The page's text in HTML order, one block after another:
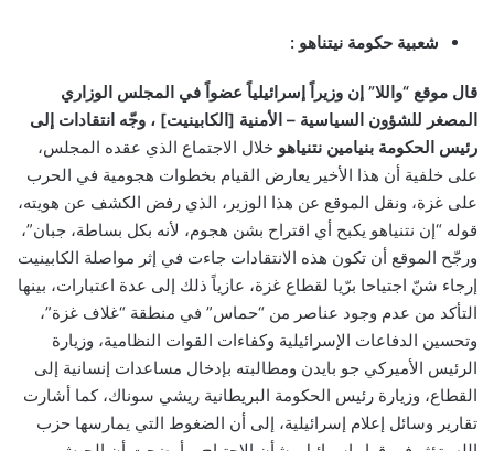
شعبية حكومة نيتناهو :
قال موقع “واللا” إن وزيراً إسرائيلياً عضواً في المجلس الوزاري
المصغر للشؤون السياسية – الأمنية [الكابينيت] ، وجّه انتقادات إلى
رئيس الحكومة بنيامين نتنياهو خلال الاجتماع الذي عقده المجلس،
على خلفية أن هذا الأخير يعارض القيام بخطوات هجومية في الحرب
على غزة، ونقل الموقع عن هذا الوزير، الذي رفض الكشف عن هويته،
قوله “إن نتنياهو يكبح أي اقتراح بشن هجوم، لأنه بكل بساطة، جبان”،
ورجّح الموقع أن تكون هذه الانتقادات جاءت في إثر مواصلة الكابينيت
إرجاء شنّ اجتياحا برّيا لقطاع غزة، عازياً ذلك إلى عدة اعتبارات، بينها
التأكد من عدم وجود عناصر من “حماس” في منطقة “غلاف غزة”،
وتحسين الدفاعات الإسرائيلية وكفاءات القوات النظامية، وزيارة
الرئيس الأميركي جو بايدن ومطالبته بإدخال مساعدات إنسانية إلى
القطاع، وزيارة رئيس الحكومة البريطانية ريشي سوناك، كما أشارت
تقارير وسائل إعلام إسرائيلية، إلى أن الضغوط التي يمارسها حزب